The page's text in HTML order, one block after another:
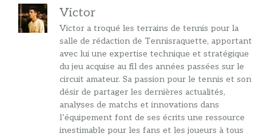
Victor
Victor a troqué les terrains de tennis pour la
salle de rédaction de Tennisraquette, apportant
avec lui une expertise technique et stratégique
du jeu acquise au fil des années passées sur le
circuit amateur. Sa passion pour le tennis et son
désir de partager les dernières actualités,
analyses de matchs et innovations dans
l’équipement font de ses écrits une ressource
inestimable pour les fans et les joueurs à tous